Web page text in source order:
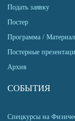
Подать заявку
Постер
Программа /
Постерные
Архив
СОБЫТИЯ
Спецкурсы на